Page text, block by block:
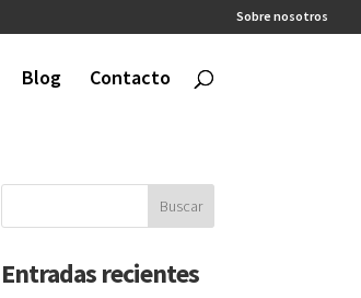
Sobre nosotros
Blog Contacto
Entradas recientes